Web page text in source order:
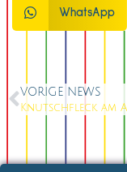
WhatsApp
VORIGE NEWS